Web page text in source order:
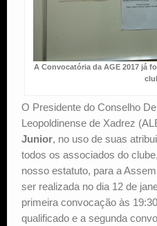
A Convocatória da AGE 2017 já
O Presidente do Conselho
Leopoldinense de Xadrez
Junior, no uso de suas
todos os associados do
nosso estatuto, para a
ser realizada no dia 12 de
primeira convocação às
qualificado e a segunda